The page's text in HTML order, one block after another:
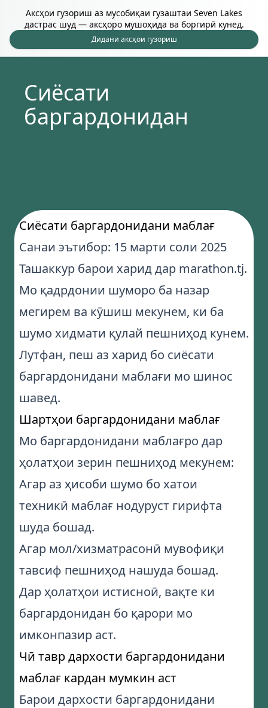
Аксҳои гузориш аз мусобиқаи гузаштаи Seven Lakes
дастрас шуд — аксҳоро мушоҳида ва боргирӣ кунед.
Дидани аксҳои гузориш
Сиёсати
баргардонидан
Сиёсати баргардонидани маблағ
Санаи эътибор: 15 марти соли 2025
Ташаккур барои харид дар marathon.tj.
Мо қадрдонии шуморо ба назар
мегирем ва кӯшиш мекунем, ки ба
шумо хидмати қулай пешниҳод кунем.
Лутфан, пеш аз харид бо сиёсати
баргардонидани маблағи мо шинос
шавед.
Шартҳои баргардонидани маблағ
Мо баргардонидани маблағро дар
ҳолатҳои зерин пешниҳод мекунем:
Агар аз ҳисоби шумо бо хатои
техникӣ маблағ нодуруст гирифта
шуда бошад.
Агар мол/хизматрасонӣ мувофиқи
тавсиф пешниҳод нашуда бошад.
Дар ҳолатҳои истисноӣ, вақте ки
баргардонидан бо қарори мо
имконпазир аст.
Чӣ тавр дархости баргардонидани
маблағ кардан мумкин аст
Барои дархости баргардонидани